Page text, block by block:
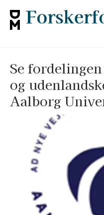
Se
og
Aalborg